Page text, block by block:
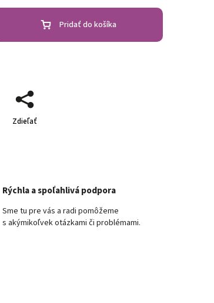
Pridať do košíka
Zdieľať
Rýchla a spoľahlivá podpora
Sme tu pre vás a radi pomôžeme
s akýmikoľvek otázkami či problémami.